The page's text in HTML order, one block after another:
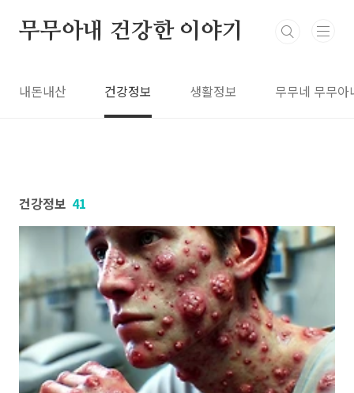
무무아내 건강한 이야기
내돈내산 건강정보 생활정보 무무네 무무아
건강정보 41